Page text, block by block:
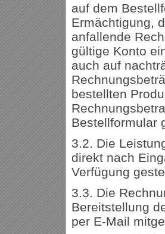
auf dem
Ermächtigung,
anfallende
gültige Konto
auch auf
bestellten
Bestellformular
3.2. Die
direkt nach
Verfügung
3.3. Die
Bereitstellung
per E-Mail